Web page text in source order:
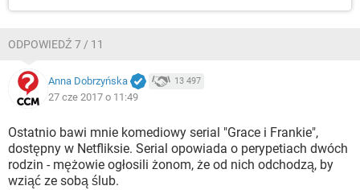
ODPOWIEDŹ 7 / 11
Anna Dobrzyńska 13 497
27 cze 2017 o 11:49
Ostatnio bawi mnie komediowy serial "Grace i Frankie",
dostępny w Netfliksie. Serial opowiada o perypetiach dwóch
rodzin - mężowie ogłosili żonom, że od nich odchodzą, by
wziąć ze sobą ślub.